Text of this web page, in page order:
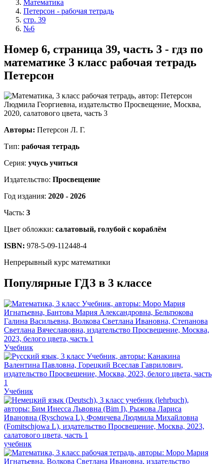
Математика
Петерсон - рабочая тетрадь
стр. 39
№6
Номер 6, страница 39, часть 3 - гдз по
математике 3 класс рабочая тетрадь
Петерсон
Авторы: Петерсон Л. Г.
Тип: рабочая тетрадь
Серия: учусь учиться
Издательство: Просвещение
Год издания: 2020 - 2026
Часть: 3
Цвет обложки: салатовый, голубой с кораблём
ISBN: 978-5-09-112448-4
Непрерывный курс математики
Популярные ГДЗ в 3 классе
Учебник
Учебник
учебник